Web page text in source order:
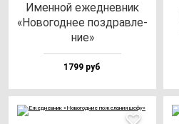
Имен­ной ежед­нев­ник
«Ново­год­нее поз­драв­ле­
ние»
1799 руб